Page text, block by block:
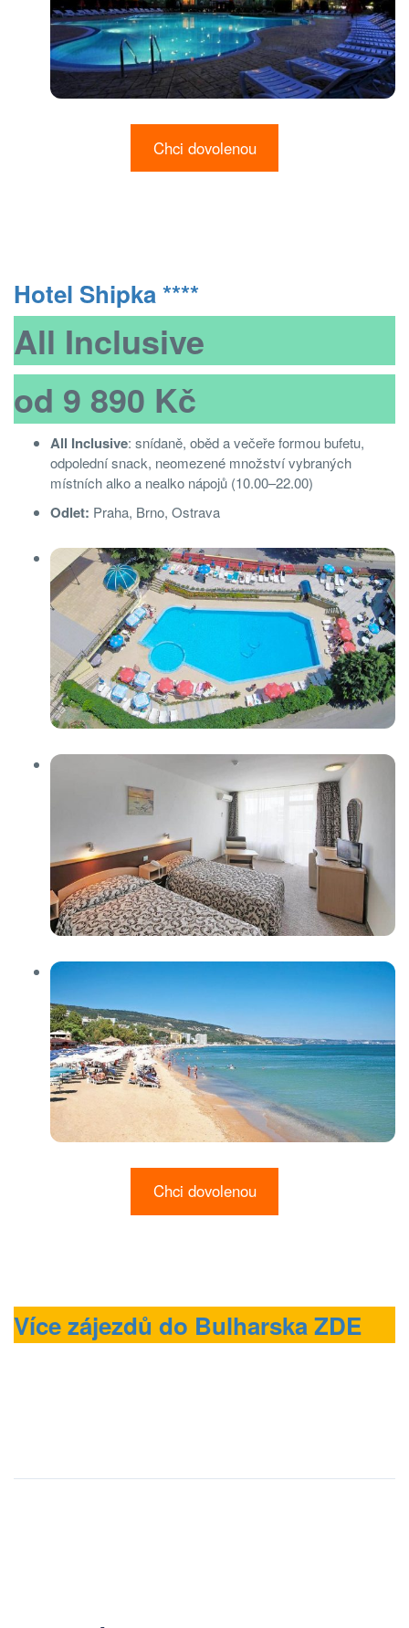
Chci dovolenou
Hotel Shipka ****
All Inclusive
od 9 890 Kč
All Inclusive: snídaně, oběd a večeře formou bufetu,
odpolední snack, neomezené množství vybraných
místních alko a nealko nápojů (10.00–22.00)
Odlet: Praha, Brno, Ostrava
Chci dovolenou
Více zájezdů do Bulharska ZDE